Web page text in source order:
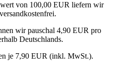
von 100,00 EUR liefern wir
wir pauschal 4,90 EUR pro
Deutschlands.
je 7,90 EUR (inkl. MwSt.).